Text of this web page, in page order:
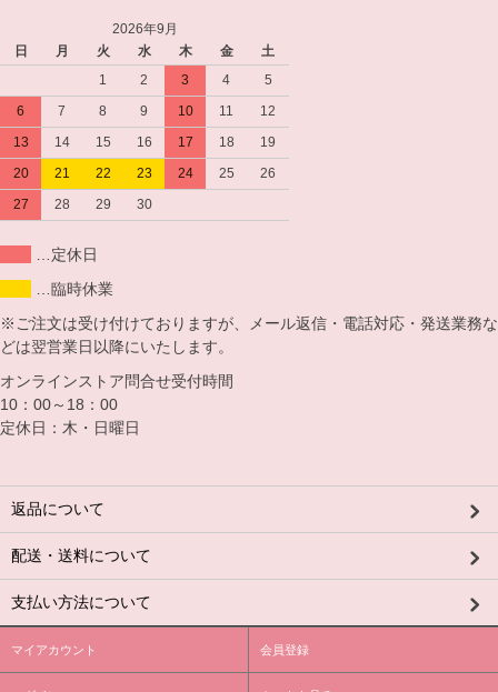
2026年9月
日
月 火 水 木 金
土
1
2 3 4
5
6
7 8 9 10 11
12
13
14 15 16 17 18
19
20
21 22 23 24 25
26
27
28 29 30
…定休日
…臨時休業
※ご注文は受け付けておりますが、メール返信・電話対応・発送業務な
どは翌営業日以降にいたします。
オンラインストア問合せ受付時間
10：00～18：00
定休日：木・日曜日
返品について
配送・送料について
支払い方法について
マイアカウント 会員登録